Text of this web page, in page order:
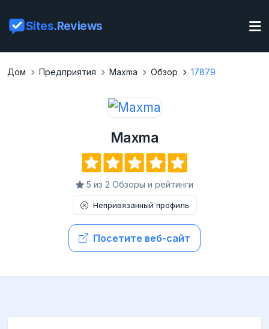
Sites.Reviews
Дом Предприятия Maxma Обзор 17879
Maxma
5 из 2 Обзоры и рейтинги
Непривязанный профиль
Посетите веб-сайт